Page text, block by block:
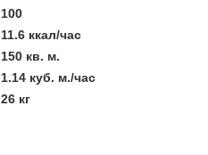
100
11.6 ккал/час
150 кв. м.
1.14 куб. м./час
26 кг